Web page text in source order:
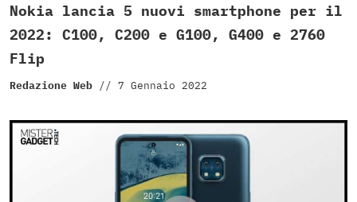
Nokia lancia 5 nuovi smartphone per il
2022: C100, C200 e G100, G400 e 2760
Flip
Redazione Web // 7 Gennaio 2022